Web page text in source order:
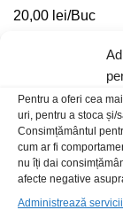
Pentru a oferi cea
uri, pentru a stoca și/
Consimțământul
cum ar fi
nu îți dai
afecte negative
Administrează
20,00 lei/Buc